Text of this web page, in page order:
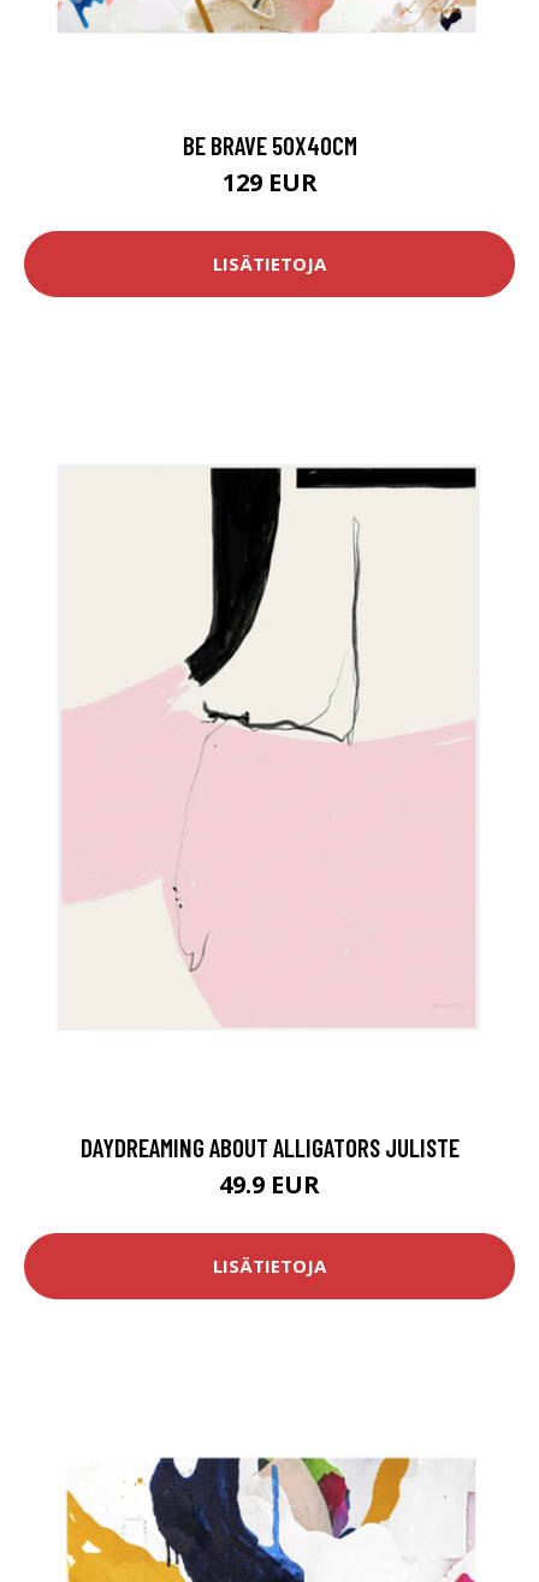
BE BRAVE 50X40CM
129 EUR
LISÄTIETOJA
DAYDREAMING ABOUT ALLIGATORS JULISTE
49.9 EUR
LISÄTIETOJA